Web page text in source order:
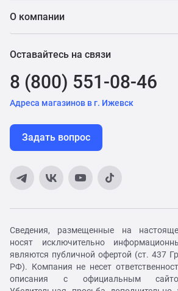
О компании
Оставайтесь на связи
8 (800) 551-08-46
Адреса магазинов в г. Ижевск
Задать вопрос
Сведения, размещенные на
носят исключительно
являются публичной офертой (ст. 437
РФ). Компания не несет
описания с официальным